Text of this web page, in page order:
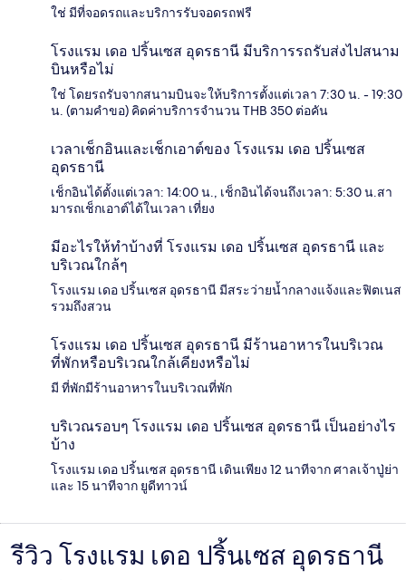
ใช่ มีที่จอดรถและบริการรับจอดรถฟรี
โรงแรม เดอ ปริ้นเซส อุดรธานี มีบริการรถรับส่งไปสนาม
บินหรือไม่
ใช่ โดยรถรับจากสนามบินจะให้บริการตั้งแต่เวลา 7:30 น. - 19:30
น. (ตามคำขอ) คิดค่าบริการจำนวน THB 350 ต่อคัน
เวลาเช็กอินและเช็กเอาต์ของ โรงแรม เดอ ปริ้นเซส
อุดรธานี
เช็กอินได้ตั้งแต่เวลา: 14:00 น., เช็กอินได้จนถึงเวลา: 5:30 น.สา
มารถเช็กเอาต์ได้ในเวลา เที่ยง
มีอะไรให้ทำบ้างที่ โรงแรม เดอ ปริ้นเซส อุดรธานี และ
บริเวณใกล้ๆ
โรงแรม เดอ ปริ้นเซส อุดรธานี มีสระว่ายน้ำกลางแจ้งและฟิตเนส
รวมถึงสวน
โรงแรม เดอ ปริ้นเซส อุดรธานี มีร้านอาหารในบริเวณ
ที่พักหรือบริเวณใกล้เคียงหรือไม่
มี ที่พักมีร้านอาหารในบริเวณที่พัก
บริเวณรอบๆ โรงแรม เดอ ปริ้นเซส อุดรธานี เป็นอย่างไร
บ้าง
โรงแรม เดอ ปริ้นเซส อุดรธานี เดินเพียง 12 นาทีจาก ศาลเจ้าปู่ย่า
และ 15 นาทีจาก ยูดีทาวน์
รีวิว
รีวิว โรงแรม เดอ ปริ้นเซส อุดรธานี